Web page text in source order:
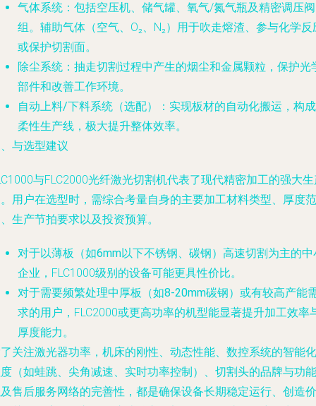
气体系统 ：包括空压机、储气罐、氧气/氮气瓶及精密调压阀
组。辅助气体（空气、O₂、N₂）用于吹走熔渣、参与化学反
或保护切割面。
除尘系统 ：抽走切割过程中产生的烟尘和金属颗粒，保护光
部件和改善工作环境。
自动上料/下料系统（选配）
：实现板材的自动化搬运，构成
柔性生产线，极大提升整体效率。
与选型建议
与FLC2000光纤激光切割机代表了现代精密加工的强大
用户在选型时，需综合考量自身的主要加工材料类型、厚度范
生产节拍要求以及投资预算。
对于以薄板（如6mm以下不锈钢、碳钢）高速切割为主的中
企业 ，FLC1000级别的设备可能更具性价比。
对于需要频繁处理中厚板（如8-20mm碳钢）或有较高产能
求的用户 ，FLC2000或更高功率的机型能显著提升加工效率
厚度能力。
关注激光器功率，机床的刚性、动态性能、数控系统的智能化
（如蛙跳、尖角减速、实时功率控制）、切割头的品牌与功能
售后服务网络的完善性，都是确保设备长期稳定运行、创造价